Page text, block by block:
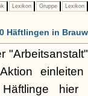
Lexikon Gruppe Lexikon
Häftlingen in
hier